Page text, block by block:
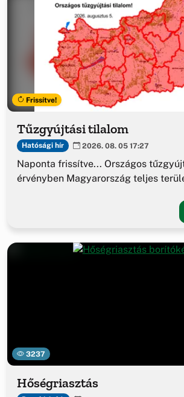
Frissítve!
Tűzgyújtási tilalom
Hatósági hír 2026. 08. 05 17:27
Naponta frissítve... Országos
érvényben Magyarország teljes
3237
Hőségriasztás